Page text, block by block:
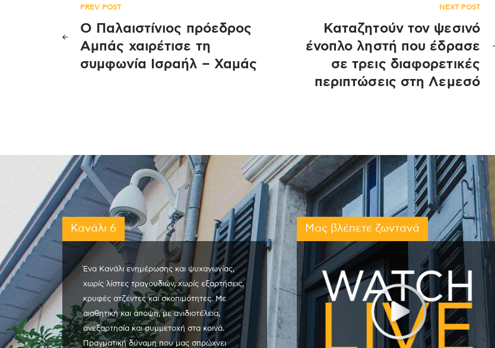
Πλοήγηση
άρθρων
PREV POST
Ο Παλαιστίνιος πρόεδρος
Αμπάς χαιρέτισε τη
συμφωνία Ισραήλ – Χαμάς
NEXT POST
Καταζητούν τον ψεσινό
ένοπλο ληστή που έδρασε
σε τρεις διαφορετικές
περιπτώσεις στη Λεμεσό
Κανάλι 6
Ένα Κανάλι ενημέρωσης και ψυχαγωγίας,
χωρίς λίστες τραγουδιών, χωρίς εξαρτήσεις,
κρυφές ατζέντες και σκοπιμότητες. Με
αισθητική και άποψη, με ανιδιοτέλεια,
ανεξαρτησία και συμμετοχή στα κοινά.
Πραγματική δύναμη που μας σπρώχνει
Μας βλέπετε ζωντανά